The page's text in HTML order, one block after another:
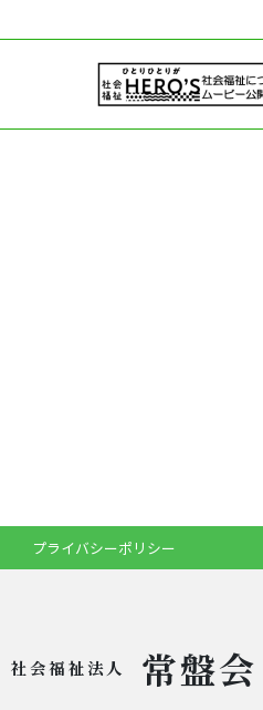
プライバシーポリシー
社会福祉法人 常盤会